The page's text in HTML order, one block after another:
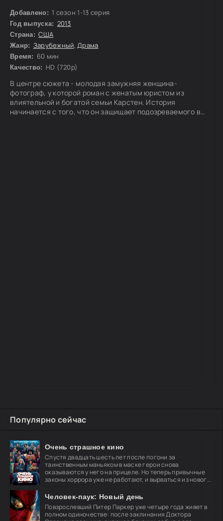
Популярно сейчас
Очень страшное кино
Спустя двадцать шесть лет после погони за
таинственным маньяком в маске герои снова
оказываются у него на прицеле. Но теперь привычные
законы хоррора уже не работают, и вырваться из нового
Человек-паук: Новый день
Повзрослевший Питер Паркер уже четыре года живет в
полном одиночестве: после заклинания Доктора
Добавлено: 1 сезон 1-13 серия
Год выпуска: 2013
Страна: США
Жанр: Зарубежный,Драма
Время: 60 мин
Качество: HD (720p)
В центре сюжета - молодая замужняя женщина-
фотограф, у которой роман с женатым юристом из
влиятельной и богатой семьи Карстен. История
начинается с того, что он защищает подозреваемого в